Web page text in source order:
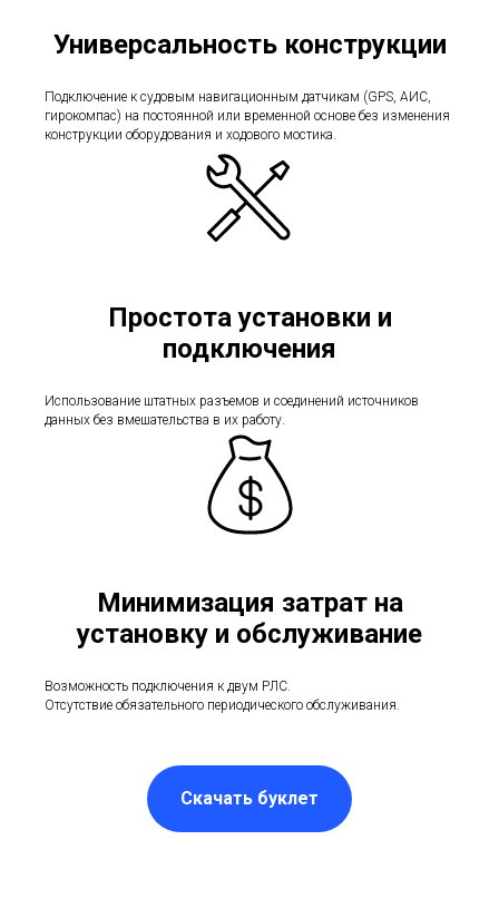
Универсальность конструкции
Подключение к судовым навигационным датчикам (GPS, АИС,
гирокомпас) на постоянной или временной основе без изменения
конструкции оборудования и ходового мостика.
Простота установки и
подключения
Использование штатных разъемов и соединений источников
данных без вмешательства в их работу.
Минимизация затрат на
установку и обслуживание
Возможность подключения к двум РЛС.
Отсутствие обязательного периодического обслуживания.
Скачать буклет